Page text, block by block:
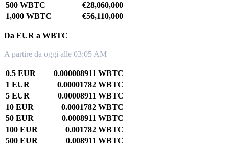
500 WBTC
€28,060,000
1,000 WBTC
€56,110,000
Da EUR a WBTC
A partire da oggi alle 03:05 AM
0.5 EUR
0.000008911 WBTC
1 EUR
0.00001782 WBTC
5 EUR
0.00008911 WBTC
10 EUR
0.0001782 WBTC
50 EUR
0.0008911 WBTC
100 EUR
0.001782 WBTC
500 EUR
0.008911 WBTC